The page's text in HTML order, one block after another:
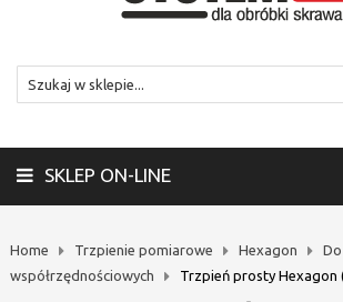
SKLEP ON-LINE
Home Trzpienie pomiarowe Hexagon
współrzędnościowych
Trzpień prosty Hexagon